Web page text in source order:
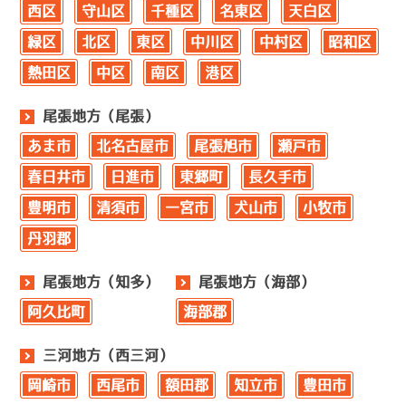
西区 守山区 千種区 名東区 天白区
緑区 北区 東区 中川区 中村区 昭和区
熱田区 中区 南区 港区
尾張地方（尾張）
あま市 北名古屋市 尾張旭市 瀬戸市
春日井市 日進市 東郷町 長久手市
豊明市 清須市 一宮市 犬山市 小牧市
丹羽郡
尾張地方（知多）
阿久比町
尾張地方（海部）
海部郡
三河地方（西三河）
岡崎市 西尾市 額田郡 知立市 豊田市